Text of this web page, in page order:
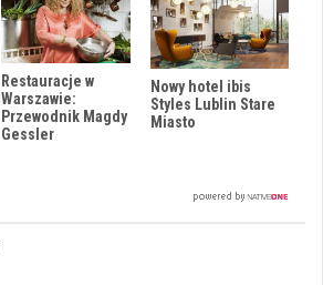
Restauracje w
Warszawie:
Przewodnik Magdy
Gessler
Nowy hotel ibis
Styles Lublin Stare
Miasto